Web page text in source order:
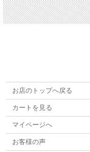
お店のトップへ戻る
カートを見る
マイページへ
お客様の声